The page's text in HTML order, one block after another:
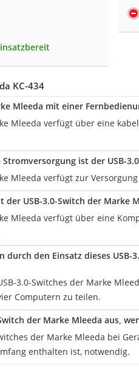
KC-434
Mleeda mit einer
Mleeda verfügt über eine
ist der USB-
Mleeda verfügt zur
USB-3.0-Switch der Marke
Mleeda verfügt über eine
den Einsatz dieses USB-
3.0-Switches der Marke
Computern zu teilen.
der Marke Mleeda aus,
der Marke Mleeda bei
enthalten ist, notwendig.